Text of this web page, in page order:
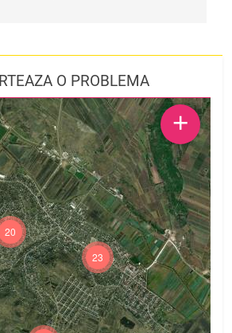
O PROBLEMA
23
20
+